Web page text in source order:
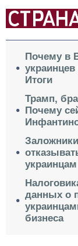
Почему в
Итоги
Трамп,
Почему
украинцам
данных о
бизнеса